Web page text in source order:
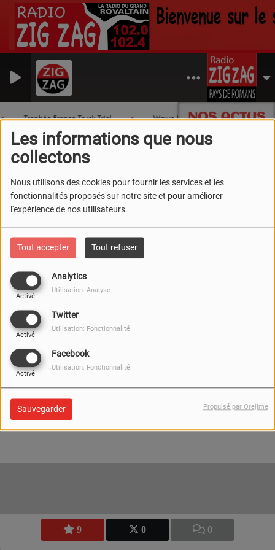
Les informations que nous
collectons
Nous utilisons des cookies pour fournir les services et les
fonctionnalités proposés sur notre site et pour améliorer
l'expérience de nos utilisateurs.
Tout accepter Tout refuser
Analytics
Activé
Utilisation: Analyse
Twitter
Activé
Utilisation: Fonctionnalité
Facebook
Activé
Utilisation: Fonctionnalité
Sauvegarder Propulsé par Orejime
Retour en
NOS ACTUS
Trophée France Truck Trial Wawe Island Les
L'équipe Radio Zig Zag
Christophe
9 0 0
Christophe, Le Grand Cafévore ? Oui
"Zaza" (bon ok votre "Zaza" aussi!!),
♫Zig Zag Café